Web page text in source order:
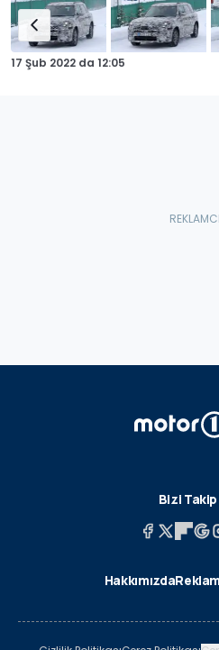
17 Şub 2022 da 12:05
Bizi Takip
Hakkımızda